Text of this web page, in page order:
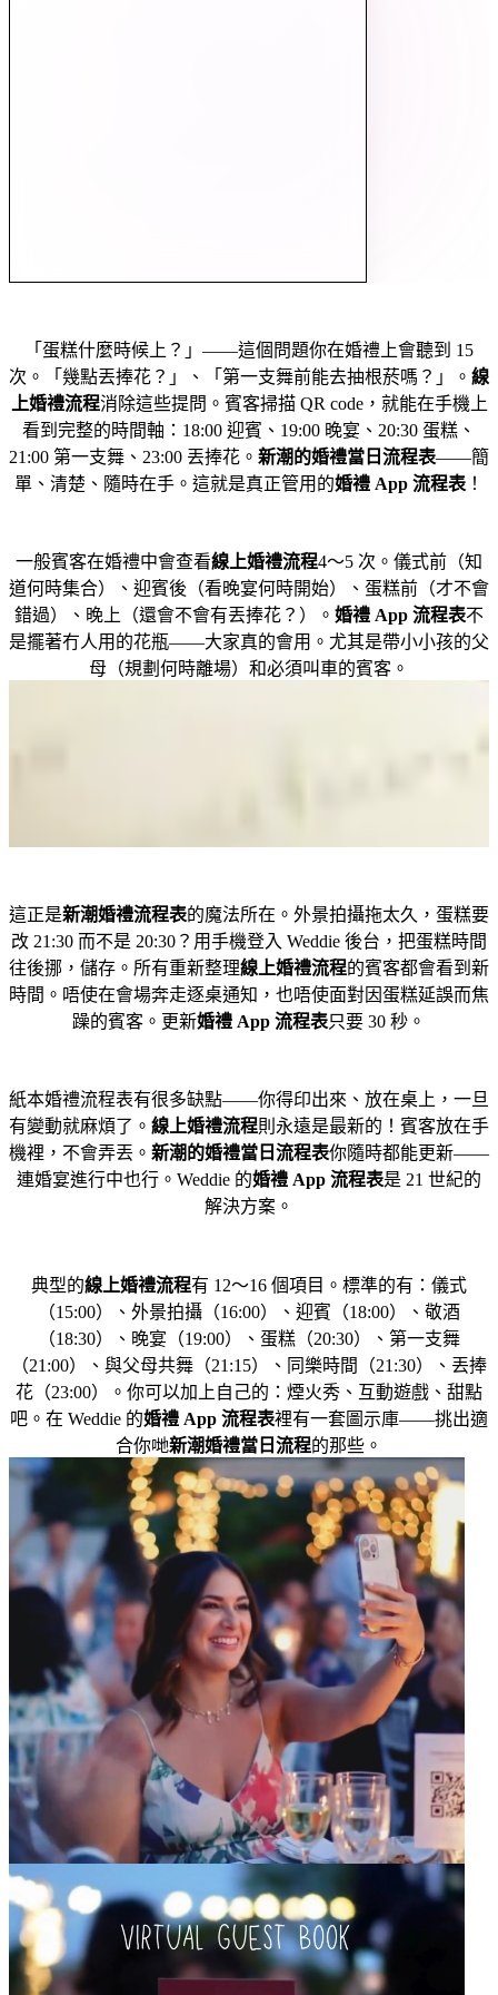
「蛋糕什麼時候上？」——這個問題你在婚禮上會聽到 15
次。「幾點丟捧花？」、「第一支舞前能去抽根菸嗎？」。 線
上婚禮流程消除這些提問。賓客掃描 QR code，就能在手機上
看到完整的時間軸：18:00 迎賓、19:00 晚宴、20:30 蛋糕、
21:00 第一支舞、23:00 丟捧花。 新潮的婚禮當日流程表——簡
單、清楚、隨時在手。這就是真正管用的婚禮 App 流程表 ！
一般賓客在婚禮中會查看線上婚禮流程4～5 次。儀式前（知
道何時集合）、迎賓後（看晚宴何時開始）、蛋糕前（才不會
錯過）、晚上（還會不會有丟捧花？）。 婚禮 App 流程表不
是擺著冇人用的花瓶——大家真的會用。尤其是帶小小孩的父
母（規劃何時離場）和必須叫車的賓客。
這正是新潮婚禮流程表的魔法所在。外景拍攝拖太久，蛋糕要
改 21:30 而不是 20:30？用手機登入 Weddie 後台，把蛋糕時間
往後挪，儲存。所有重新整理線上婚禮流程的賓客都會看到新
時間。唔使在會場奔走逐桌通知，也唔使面對因蛋糕延誤而焦
躁的賓客。更新婚禮 App 流程表只要 30 秒。
紙本婚禮流程表有很多缺點——你得印出來、放在桌上，一旦
有變動就麻煩了。 線上婚禮流程則永遠是最新的！賓客放在手
機裡，不會弄丟。 新潮的婚禮當日流程表你隨時都能更新——
連婚宴進行中也行。Weddie 的婚禮 App 流程表是 21 世紀的
解決方案。
典型的線上婚禮流程有 12～16 個項目。標準的有：儀式
（15:00）、外景拍攝（16:00）、迎賓（18:00）、敬酒
（18:30）、晚宴（19:00）、蛋糕（20:30）、第一支舞
（21:00）、與父母共舞（21:15）、同樂時間（21:30）、丟捧
花（23:00）。你可以加上自己的：煙火秀、互動遊戲、甜點
吧。在 Weddie 的婚禮 App 流程表裡有一套圖示庫——挑出適
合你哋新潮婚禮當日流程的那些。